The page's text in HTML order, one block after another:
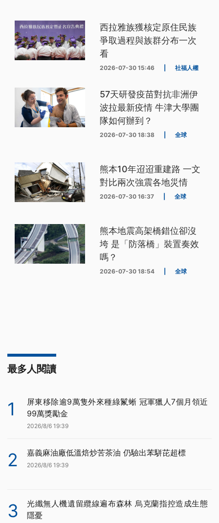
西拉雅族獲核定原住民族
爭取過程與族群分布一次
看
2026-07-30 15:46 社福人權
57天研發疫苗對抗非洲伊
波拉最新疫情 牛津大學團
隊如何辦到？
2026-07-30 18:38 全球
熊本10年迢迢重建路 一文
對比兩次強震各地災情
2026-07-30 16:37 全球
熊本地震高架橋錯位卻沒
垮 是「防落橋」裝置奏效
嗎？
2026-07-30 18:54 全球
最多人閱讀
1
屏東移除逾9萬隻外來種綠鬣蜥 冠軍獵人7個月領近
99萬獎勵金
2026/8/6 19:39
2 嘉義麻油廠低溫焙炒苦茶油 仍驗出苯駢芘超標
2026/8/6 19:39
3
光纖無人機遺留纜線遍布森林 烏克蘭指控造成生態
隱憂